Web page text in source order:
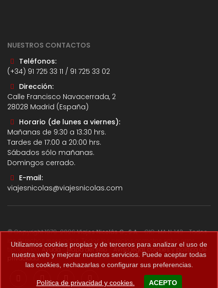
NUESTROS CONTACTOS
Teléfonos:
(+34) 91 725 33 11 / 91 725 33 02
Dirección:
Calle Francisco Navacerrada, 2
28028 Madrid (España)
Horario (de lunes a viernes):
Mañanas de 9:30 a 13:30 hrs.
Tardes de 17:00 a 20:00 hrs.
Sábados sólo mañanas.
Domingos cerrado.
E-mail:
viajesnicolas@viajesnicolas.com
© Copyright 1979-2026Viajes Nicolás G., S.A.- CIC-MA N. 143 - Todos
los derechos reservados. Todos los precios correctos salvo error
tipográfico. Ayuda-Mapa del sitio -Aviso legal, cookies y política de
privacidad.
Utilizamos cookies propias y de terceros para analizar el uso de
nuestra web y mejorar nuestros servicios. Puede aceptar todas
las cookies, rechazarlas o configurar sus preferencias.
Política de privacidad y cookies. ACEPTO